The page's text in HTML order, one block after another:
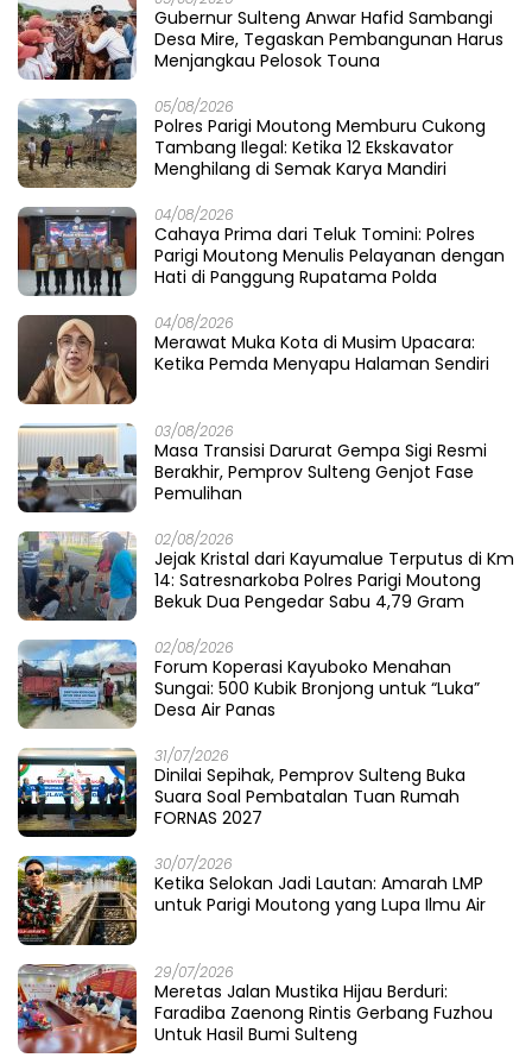
6 19/08/2025
Gubernur Sulteng Resmikan Infrastuktur
Ketenangalistrikan Perdana di Morowali
Recent Post
08/08/2026
Moutong Tampil All-Out di AATC Berani
Cup V 2026
08/08/2026
Menenun Harapan di Tandaigi
Meratap Menunggu Ambruk
06/08/2026
Wardi Menganyam Harapan Rakyat
05/08/2026
Petani di Antara Irigasi dan Pura
05/08/2026
Desa Mire, Tegaskan Pembangunan Harus
Menjangkau Pelosok Touna
05/08/2026
Tambang Ilegal: Ketika 12 Ekskavator
Menghilang di Semak Karya Mandiri
Parigi Moutong Menulis Pelayanan dengan
Hati di Panggung Rupatama Polda
04/08/2026